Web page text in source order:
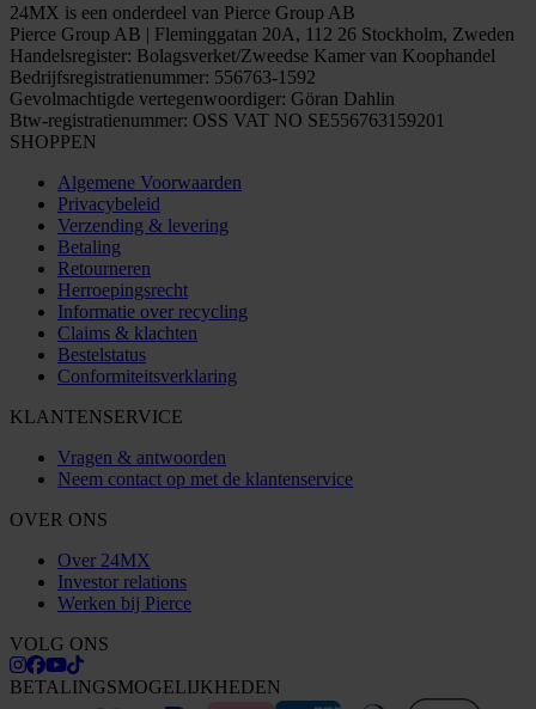
24MX is een onderdeel van Pierce Group AB
Pierce Group AB | Fleminggatan 20A, 112 26 Stockholm, Zweden
Handelsregister: Bolagsverket/Zweedse Kamer van Koophandel
Bedrijfsregistratienummer: 556763-1592
Gevolmachtigde vertegenwoordiger: Göran Dahlin
Btw-registratienummer: OSS VAT NO SE556763159201
SHOPPEN
Algemene Voorwaarden
Privacybeleid
Verzending & levering
Betaling
Retourneren
Herroepingsrecht
Informatie over recycling
Claims & klachten
Bestelstatus
Conformiteitsverklaring
KLANTENSERVICE
Vragen & antwoorden
Neem contact op met de klantenservice
OVER ONS
Over 24MX
Investor relations
Werken bij Pierce
VOLG ONS
BETALINGSMOGELIJKHEDEN